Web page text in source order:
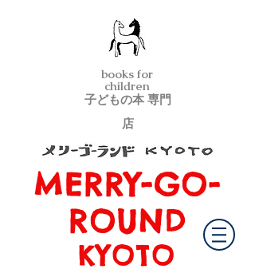
子どもの本 専門
店
books for
children
メリーゴーランド京都
MERRY-GO-
ROUND
KYOTO